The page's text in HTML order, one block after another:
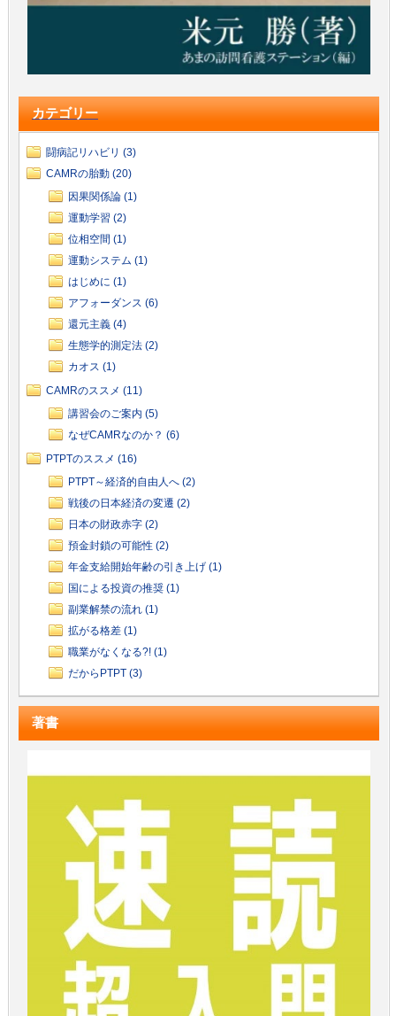
カテゴリー
闘病記リハビリ (3)
CAMRの胎動 (20)
因果関係論 (1)
運動学習 (2)
位相空間 (1)
運動システム (1)
はじめに (1)
アフォーダンス (6)
還元主義 (4)
生態学的測定法 (2)
カオス (1)
CAMRのススメ (11)
講習会のご案内 (5)
なぜCAMRなのか？ (6)
PTPTのススメ (16)
PTPT～経済的自由人へ (2)
戦後の日本経済の変遷 (2)
日本の財政赤字 (2)
預金封鎖の可能性 (2)
年金支給開始年齢の引き上げ (1)
国による投資の推奨 (1)
副業解禁の流れ (1)
拡がる格差 (1)
職業がなくなる?! (1)
だからPTPT (3)
著書